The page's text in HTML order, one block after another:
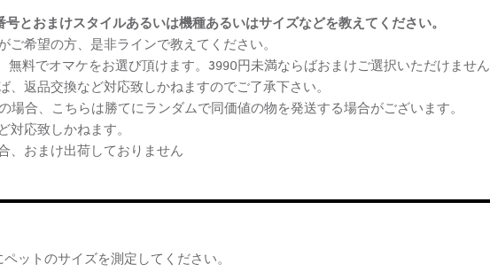
とおまけスタイルあるいは機種あるいはサイズなどを教えてください。
希望の方、是非ラインで教えてください。
料でオマケをお選び頂けます。3990円未満ならばおまけご選択いただけません
返品交換など対応致しかねますのでご了承下さい。
合、こちらは勝てにランダムで同価値の物を発送する場合がございます。
応致しかねます。
、おまけ出荷しておりません
ットのサイズを測定してください。